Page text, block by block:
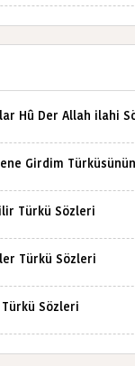
Hû Der Allah ilahi
Girdim
Türkü Sözleri
Türkü Sözleri
Türkü Sözleri